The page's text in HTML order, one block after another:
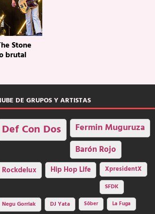
Stone
brutal
DE GRUPOS Y ARTISTAS
Def Con Dos Fermin Muguruza
Barón Rojo
Rockdelux Hip Hop Life
XpresidentX
SFDK
Negu Gorriak
DJ Yata Sôber La Fuga